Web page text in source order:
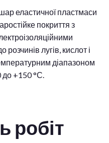
еластичної пластмаси
покриття з
розчинів лугів, кислот і
діапазоном
до +150 °С.
робіт